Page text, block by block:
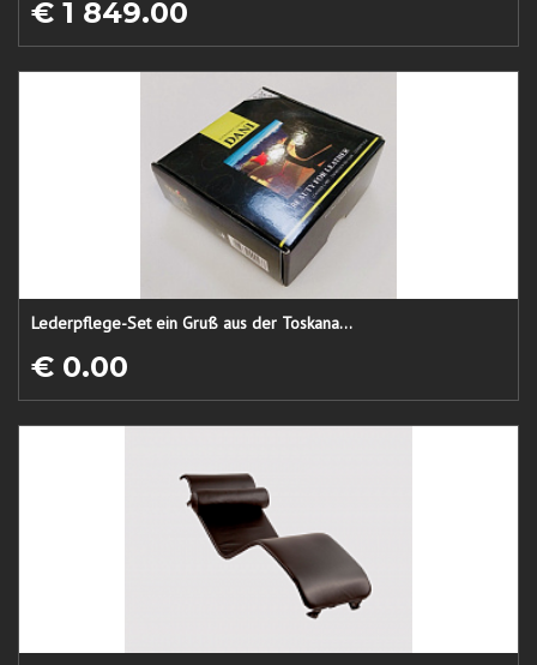
€ 1 849.00
Lederpflege-Set ein Gruß aus der Toskana...
€ 0.00